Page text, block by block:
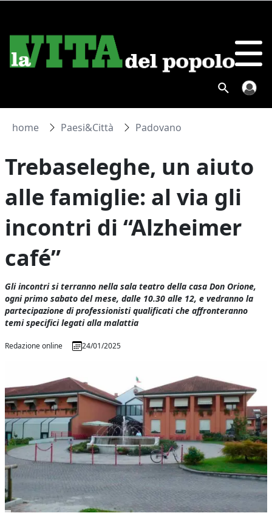
home Paesi&Città Padovano
Trebaseleghe, un aiuto
alle famiglie: al via gli
incontri di “Alzheimer
café”
Gli incontri si terranno nella sala teatro della casa Don Orione,
ogni primo sabato del mese, dalle 10.30 alle 12, e vedranno la
partecipazione di professionisti qualificati che affronteranno
temi specifici legati alla malattia
Redazione online 24/01/2025